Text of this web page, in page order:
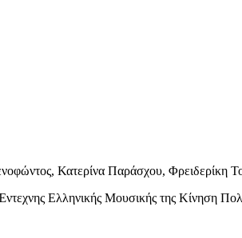
Κατερίνα Παράσχου,
Ελληνικής Μουσικής της Κίνηση